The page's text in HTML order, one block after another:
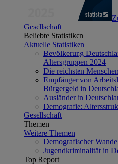
Gesellschaft
Beliebte Statistiken
Aktuelle Statistiken
Bevölkerung
Altersgruppen 2024
Die reichsten
Empfänger von
Bürgergeld in
Ausländer in
Demografie:
Gesellschaft
Themen
Weitere Themen
Demografischer
Jugendkriminalität in
Top Report